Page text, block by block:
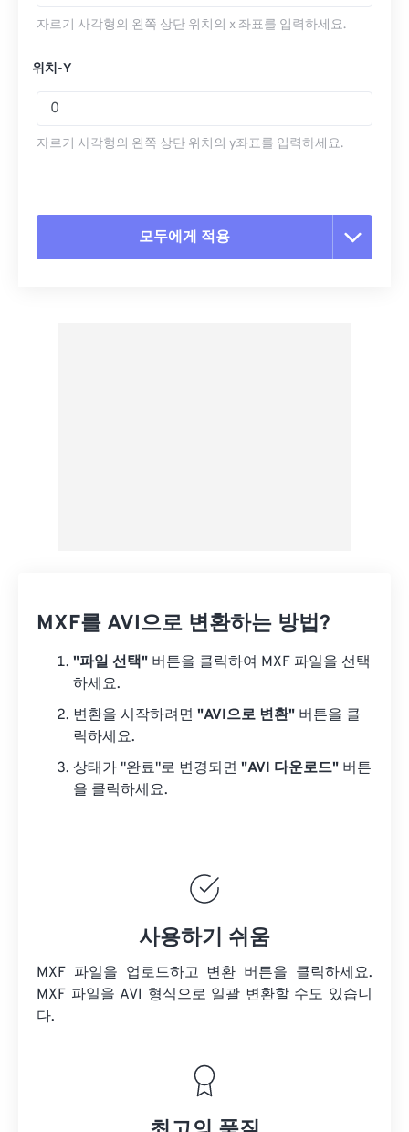
자르기 사각형의 왼쪽 상단 위치의 x 좌표를 입력하세요.
위치-Y
자르기 사각형의 왼쪽 상단 위치의 y좌표를 입력하세요.
모두에게 적용
MXF를 AVI으로 변환하는 방법?
"파일 선택" 버튼을 클릭하여 MXF 파일을 선택
하세요.
변환을 시작하려면 "AVI으로 변환" 버튼을 클
릭하세요.
상태가 "완료"로 변경되면 "AVI 다운로드" 버튼
을 클릭하세요.
사용하기 쉬움
MXF 파일을 업로드하고 변환 버튼을 클릭하세요.
MXF 파일을 AVI 형식으로 일괄 변환할 수도 있습니
다.